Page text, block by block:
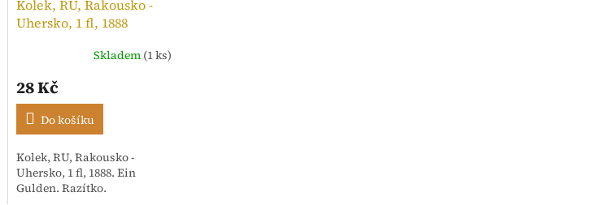
Kolek, RU, Rakousko -
Uhersko, 1 fl, 1888
Skladem (1 ks)
28 Kč
Do košíku
Kolek, RU, Rakousko -
Uhersko, 1 fl, 1888. Ein
Gulden. Razítko.